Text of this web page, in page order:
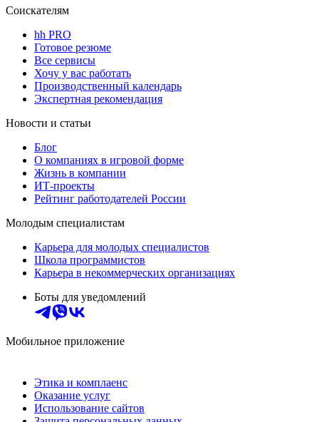
Соискателям
hh PRO
Готовое резюме
Все сервисы
Хочу у вас работать
Производственный календарь
Экспертная рекомендация
Новости и статьи
Блог
О компаниях в игровой форме
Жизнь в компании
ИТ-проекты
Рейтинг работодателей России
Молодым специалистам
Карьера для молодых специалистов
Школа программистов
Карьера в некоммерческих организациях
Боты для уведомлений
Мобильное приложение
Этика и комплаенс
Оказание услуг
Использование сайтов